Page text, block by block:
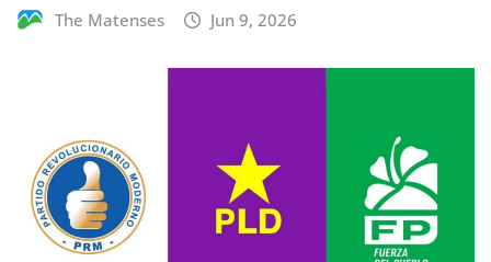
The Matenses Jun 9, 2026